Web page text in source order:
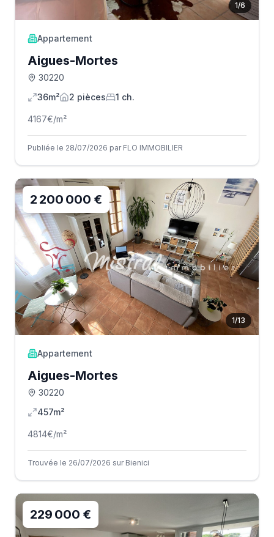
1/6
Appartement
Aigues-Mortes
30220
36m²
2 pièces 1 ch.
4167€/m²
Publiée le 28/07/2026 par FLO IMMOBILIER
1/13
2 200 000 €
Appartement
Aigues-Mortes
30220
457m²
4814€/m²
Trouvée le 26/07/2026 sur Bienici
229 000 €